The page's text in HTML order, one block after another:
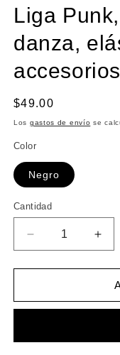
modal
Liga
danza,
Precio
habitual
$49.00
Los gastos de envío se
Color
Negro
Cantidad
Cantidad
Reducir
cantidad
para
de
mujer,
de